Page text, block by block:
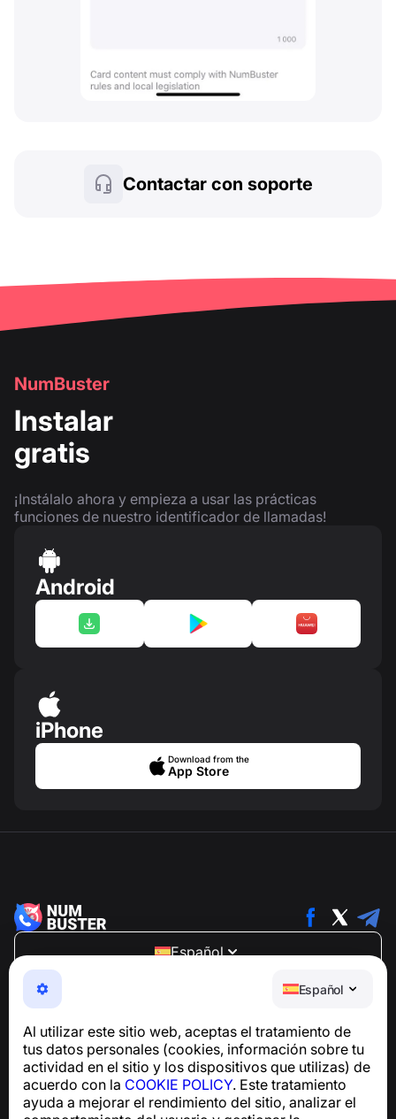
Español
Al utilizar este sitio web, aceptas el tratamiento de
tus datos personales (cookies, información sobre tu
actividad en el sitio y los dispositivos que utilizas) de
acuerdo con la COOKIE POLICY. Este tratamiento
ayuda a mejorar el rendimiento del sitio, analizar el
Contactar con soporte
NumBuster
Instalar
gratis
¡Instálalo ahora y empieza a usar las prácticas
funciones de nuestro identificador de llamadas!
Android
iPhone
Download from the
App Store
Español
NumBuster © 2013—2026 ·
support@numbuster.com
Una aplicación fácil de usar que te protege de estafas
Para consultas sobre el cumplimiento del RGPD:
support@numbuster.com
Centro de ayuda